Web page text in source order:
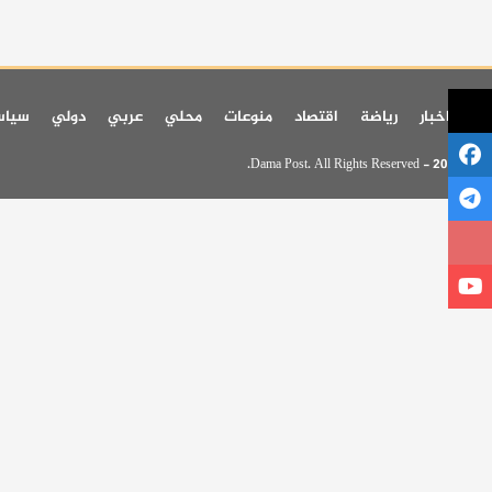
اخر اخبار رياضة اقتصاد منوعات محلي عربي دولي
© 2026 - Dama Post. All Rights Reserved.